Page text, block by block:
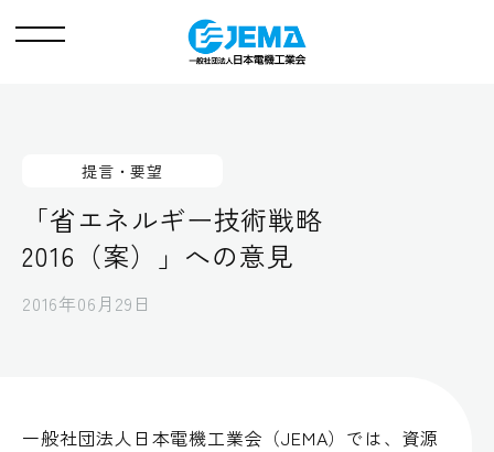
メ
提言・要望
「省エネルギー技術戦略
2016（案）」への意見
2016年06月29日
一般社団法人日本電機工業会（JEMA）では、資源